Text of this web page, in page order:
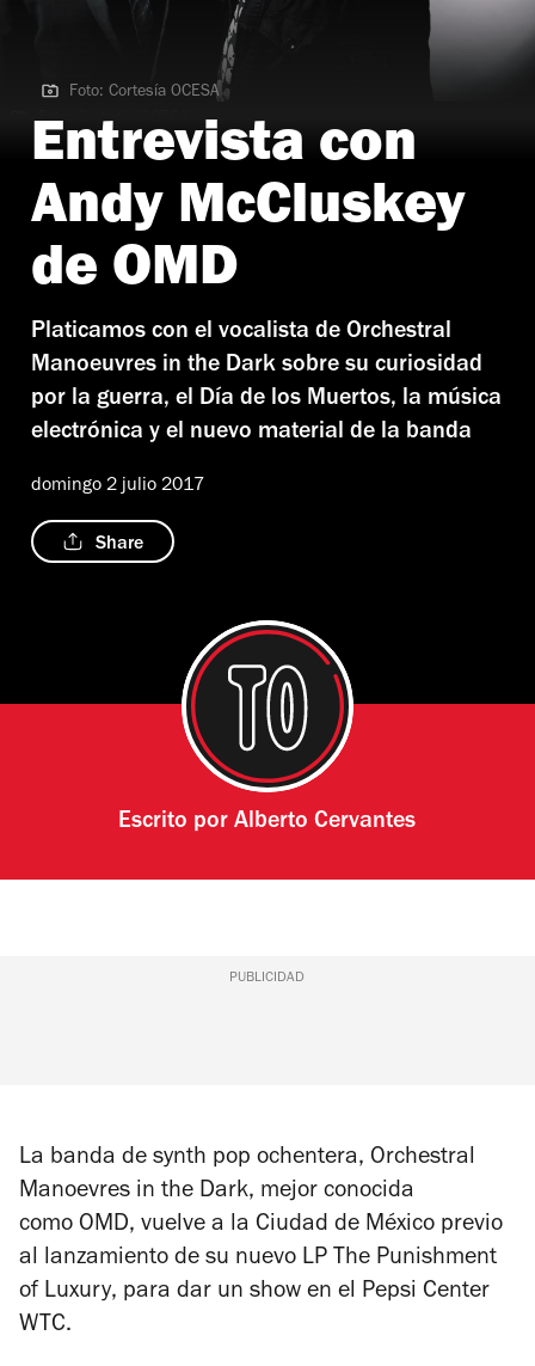
Foto: Cortesía OCESA
Foto: Cortesía OCESA
Entrevista con
Andy McCluskey
de OMD
Platicamos con el vocalista de Orchestral
Manoeuvres in the Dark sobre su curiosidad
por la guerra, el Día de los Muertos, la música
electrónica y el nuevo material de la banda
domingo 2 julio 2017
Share
Escrito porAlberto Cervantes
PUBLICIDAD
La banda de synth pop ochentera, Orchestral
Manoevres in the Dark, mejor conocida
como OMD, vuelve a la Ciudad de México previo
al lanzamiento de su nuevo LP The Punishment
of Luxury, para dar un show en el Pepsi Center
WTC.